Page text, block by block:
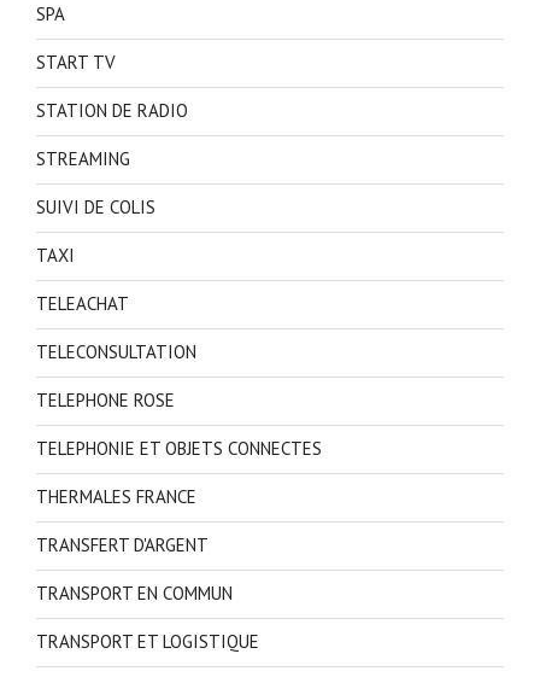
SPA
START TV
STATION DE RADIO
STREAMING
SUIVI DE COLIS
TAXI
TELEACHAT
TELECONSULTATION
TELEPHONE ROSE
TELEPHONIE ET OBJETS CONNECTES
THERMALES FRANCE
TRANSFERT D'ARGENT
TRANSPORT EN COMMUN
TRANSPORT ET LOGISTIQUE